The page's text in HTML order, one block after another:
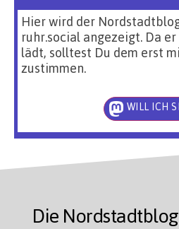
Hier wird der
ruhr.social angezeigt. Da
lädt, solltest Du dem erst
zustimmen.
WILL ICH
Die